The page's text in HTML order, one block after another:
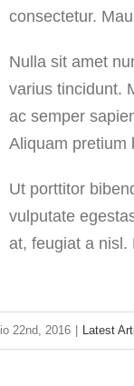
consectetur.
Nulla sit amet
varius tincidunt.
ac semper
Aliquam pretium
Ut porttitor
vulputate
at, feugiat a nisl.
22nd, 2016 | Latest